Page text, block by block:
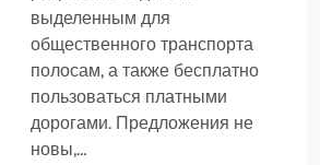
выделенным для
общественного транспорта
полосам, а также бесплатно
пользоваться платными
дорогами. Предложения не
новы,…